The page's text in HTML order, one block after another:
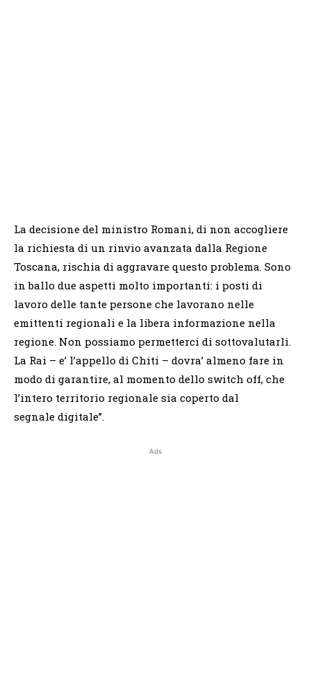
La decisione del ministro Romani, di non accogliere
la richiesta di un rinvio avanzata dalla Regione
Toscana, rischia di aggravare questo problema. Sono
in ballo due aspetti molto importanti: i posti di
lavoro delle tante persone che lavorano nelle
emittenti regionali e la libera informazione nella
regione. Non possiamo permetterci di sottovalutarli.
La Rai – e’ l’appello di Chiti – dovra’ almeno fare in
modo di garantire, al momento dello switch off, che
l’intero territorio regionale sia coperto dal
segnale digitale”.
Ads